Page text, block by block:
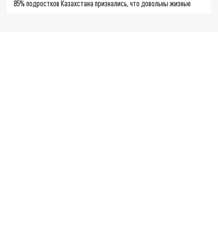
85% подростков Казахстана признались, что довольны жизнью